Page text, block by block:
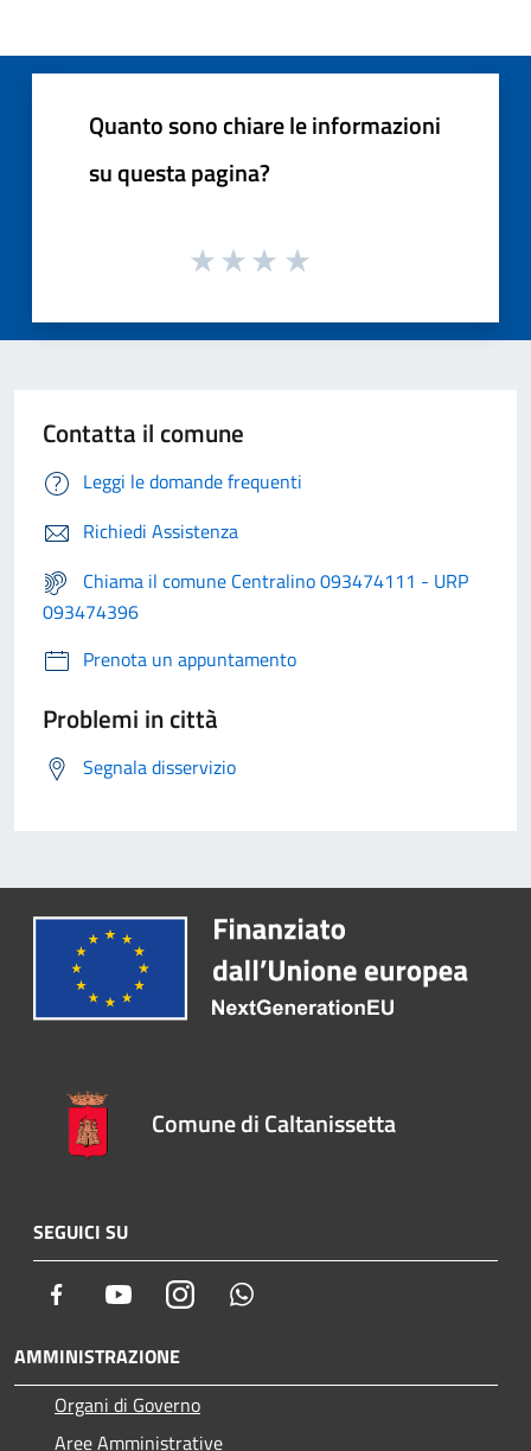
Quanto sono chiare le informazioni
su questa pagina?
Contatta il comune
Leggi le domande frequenti
Richiedi Assistenza
Chiama il comune Centralino 093474111 - URP
093474396
Prenota un appuntamento
Problemi in città
Segnala disservizio
Comune di Caltanissetta
SEGUICI SU
Facebook YoutubeInstagram
AMMINISTRAZIONE
Organi di Governo
Aree Amministrative